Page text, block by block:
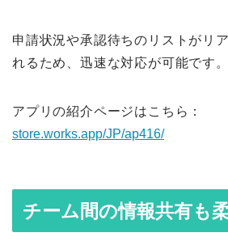
申請状況や承認待ちのリストがリ
れるため、迅速な対応が可能です。
アプリの紹介ページはこちら：
store.works.app/JP/ap416/
チーム間の情報共有も